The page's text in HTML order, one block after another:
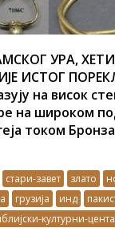
УРА,
ИСТОГ
на висок
на широком
током
стари-завет злато
грузија инд
културни-